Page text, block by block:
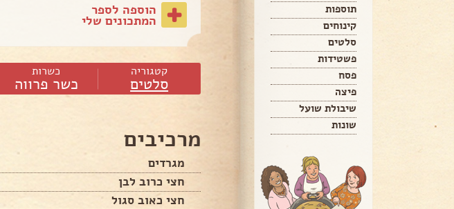
תוספות
קינוחים
סלטים
פשטידות
פסח
פיצה
שיבולת שועל
שונות
הוספה לספר
המתכונים שלי
קטגוריה
סלטים
כשרות
כשר פרווה
מרכיבים
מגרדים
חצי כרוב לבן
חצי כאוב סגול